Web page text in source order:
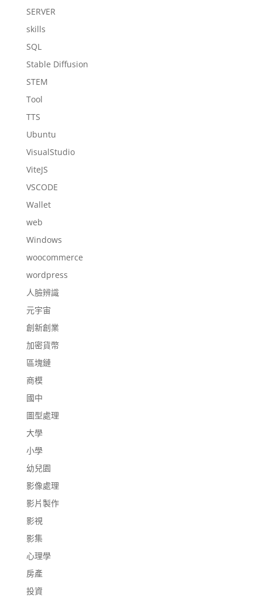
SERVER
skills
SQL
Stable Diffusion
STEM
Tool
TTS
Ubuntu
VisualStudio
ViteJS
VSCODE
Wallet
web
Windows
woocommerce
wordpress
人臉辨識
元宇宙
創新創業
加密貨幣
區塊鏈
商模
國中
圖型處理
大學
小學
幼兒園
影像處理
影片製作
影視
影集
心理學
房產
投資